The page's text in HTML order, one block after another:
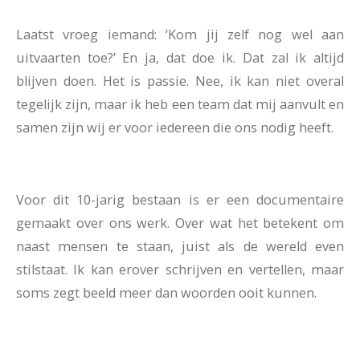
Laatst vroeg iemand: ‘Kom jij zelf nog wel aan
uitvaarten toe?’ En ja, dat doe ik. Dat zal ik altijd
blijven doen. Het is passie. Nee, ik kan niet overal
tegelijk zijn, maar ik heb een team dat mij aanvult en
samen zijn wij er voor iedereen die ons nodig heeft.
Voor dit 10-jarig bestaan is er een documentaire
gemaakt over ons werk. Over wat het betekent om
naast mensen te staan, juist als de wereld even
stilstaat. Ik kan erover schrijven en vertellen, maar
soms zegt beeld meer dan woorden ooit kunnen.